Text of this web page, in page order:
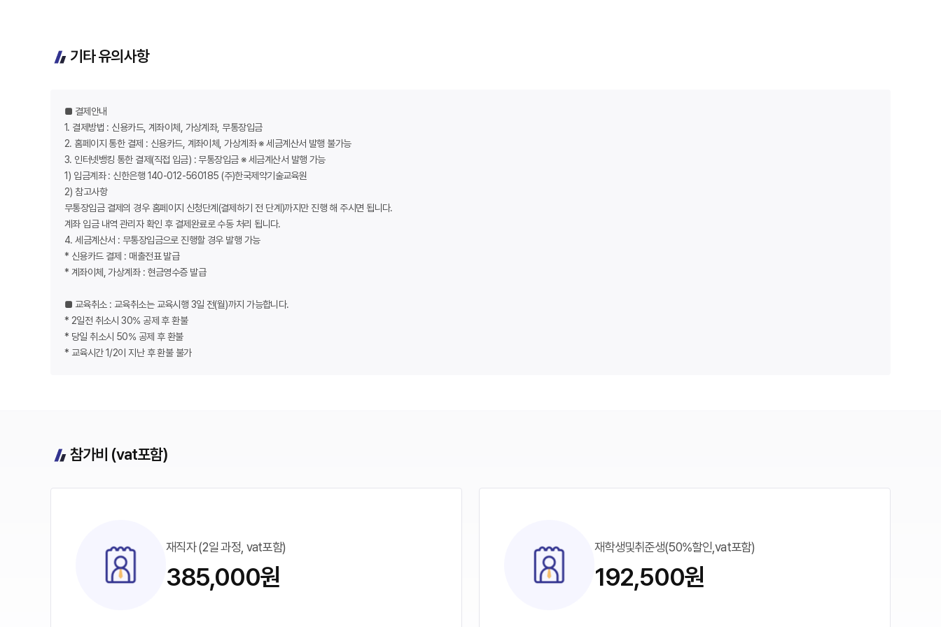
기타 유의사항
■ 결제안내
1. 결제방법 : 신용카드, 계좌이체, 가상계좌, 무통장입금
2. 홈페이지 통한 결제 : 신용카드, 계좌이체, 가상계좌 ※ 세금계산서 발행 불가능
3. 인터넷뱅킹 통한 결제(직접 입금) : 무통장입금 ※ 세금계산서 발행 가능
1) 입금계좌 : 신한은행 140-012-560185 (주)한국제약기술교육원
2) 참고사항
무통장입금 결제의 경우 홈페이지 신청단계(결제하기 전 단계)까지만 진행 해 주시면 됩니다.
계좌 입금 내역 관리자 확인 후 결제완료로 수동 처리 됩니다.
4. 세금계산서 : 무통장입금으로 진행할 경우 발행 가능
* 신용카드 결제 : 매출전표 발급
* 계좌이체, 가상계좌 : 현금영수증 발급
■ 교육취소 : 교육취소는 교육시행 3일 전(월)까지 가능합니다.
* 2일전 취소시 30% 공제 후 환불
* 당일 취소시 50% 공제 후 환불
* 교육시간 1/2이 지난 후 환불 불가
참가비 (vat포함)
재직자 (2일 과정, vat포함)
385,000원
재학생및취준생(50%할인,vat포함)
192,500원